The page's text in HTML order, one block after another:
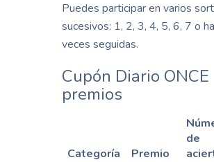
Puedes participar en varios
sucesivos: 1, 2, 3, 4, 5, 6, 7 o
veces seguidas.
Cupón Diario ONCE
premios
Categoría Premio
de